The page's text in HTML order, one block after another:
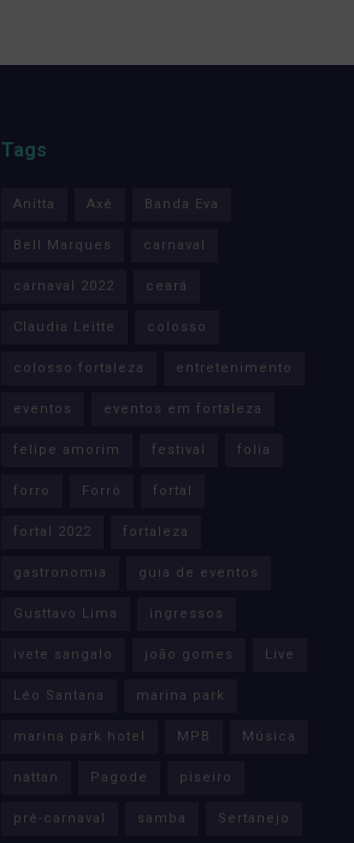
Tags
Anitta Axé Banda Eva
Bell Marques carnaval
carnaval 2022 ceará
Claudia Leitte colosso
colosso fortaleza entretenimento
eventos eventos em fortaleza
felipe amorim festival folia
forro Forró fortal
fortal 2022 fortaleza
gastronomia guia de eventos
Gusttavo Lima ingressos
ivete sangalo joão gomes Live
Léo Santana marina park
marina park hotel MPB Música
nattan Pagode piseiro
pré-carnaval samba Sertanejo